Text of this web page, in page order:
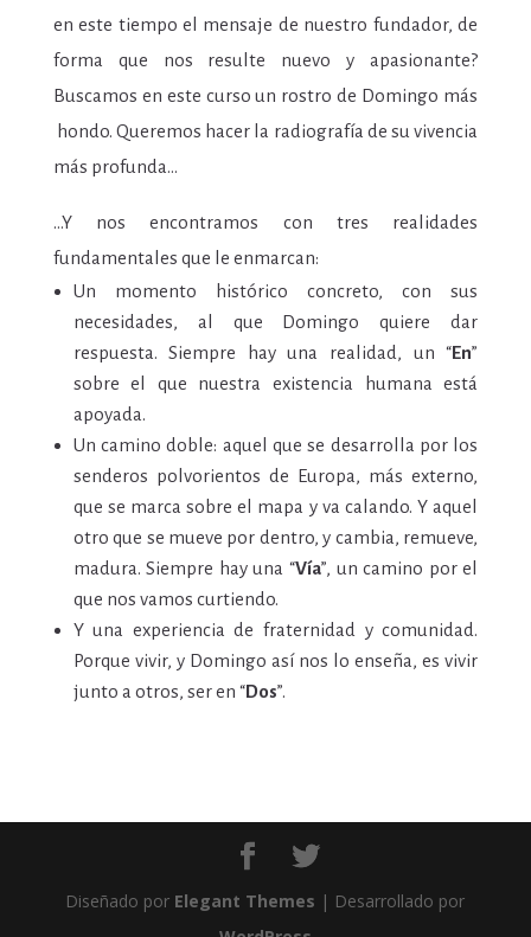
en este tiempo el mensaje de nuestro fundador, de
forma que nos resulte nuevo y apasionante?
Buscamos en este curso un rostro de Domingo más
hondo. Queremos hacer la radiografía de su vivencia
más profunda…
…Y nos encontramos con tres realidades
fundamentales que le enmarcan:
Un momento histórico concreto, con sus
necesidades, al que Domingo quiere dar
respuesta. Siempre hay una realidad, un “En”
sobre el que nuestra existencia humana está
apoyada.
Un camino doble: aquel que se desarrolla por los
senderos polvorientos de Europa, más externo,
que se marca sobre el mapa y va calando. Y aquel
otro que se mueve por dentro, y cambia, remueve,
madura. Siempre hay una “Vía”, un camino por el
que nos vamos curtiendo.
Y una experiencia de fraternidad y comunidad.
Porque vivir, y Domingo así nos lo enseña, es vivir
junto a otros, ser en “Dos”.
Diseñado por Elegant Themes | Desarrollado por